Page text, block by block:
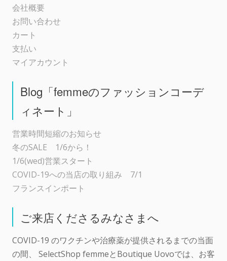
会社概要
お問い合わせ
カート
支払い
マイアカウント
Blog「femmeのファッションコーデ
ィネート」
営業時間短縮のお知らせ
冬のSALE 1/6から！
1/6(wed)営業スタート
COVID-19への当店の取り組み 7/1
フランスインポート
ご来店くださるみなさまへ
COVID-19 のワクチンや治療薬が提供されるまでの当面
の間、 SelectShop femmeとBoutique Uovoでは、お客